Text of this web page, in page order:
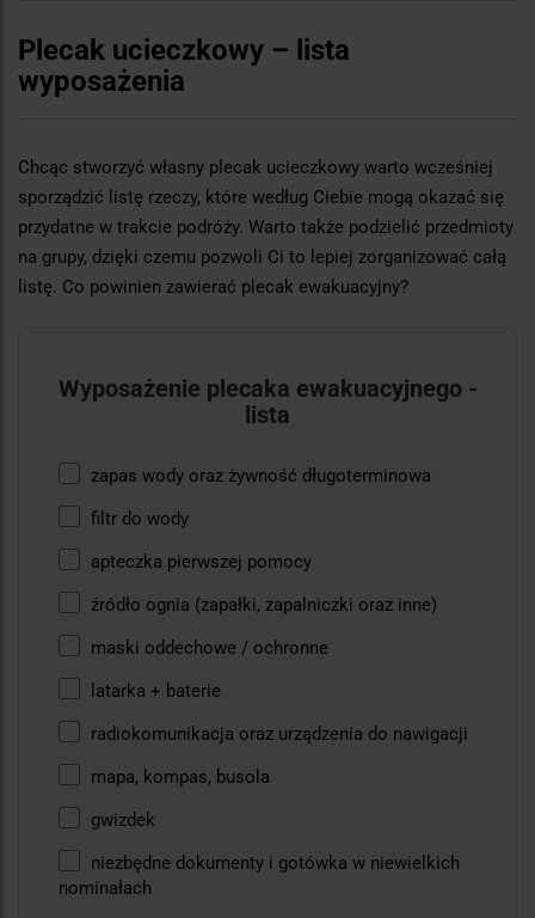
Plecak ucieczkowy – lista
wyposażenia
Chcąc stworzyć własny plecak ucieczkowy warto wcześniej
sporządzić listę rzeczy, które według Ciebie mogą okazać się
przydatne w trakcie podróży. Warto także podzielić przedmioty
na grupy, dzięki czemu pozwoli Ci to lepiej zorganizować całą
listę. Co powinien zawierać plecak ewakuacyjny?
Wyposażenie plecaka ewakuacyjnego -
lista
zapas wody oraz żywność długoterminowa
filtr do wody
apteczka pierwszej pomocy
źródło ognia (zapałki, zapalniczki oraz inne)
maski oddechowe / ochronne
latarka + baterie
radiokomunikacja oraz urządzenia do nawigacji
mapa, kompas, busola
gwizdek
niezbędne dokumenty i gotówka w niewielkich
nominałach